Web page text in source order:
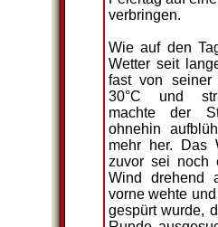
verbringen.
Wie auf den
Wetter seit
fast von seiner
30°C und
machte der
ohnehin
mehr her. Das
zuvor sei noch
Wind drehend
vorne wehte
gespürt wurde,